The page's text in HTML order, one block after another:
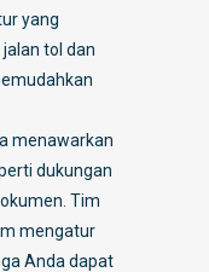
yang
tol dan
menawarkan
dukungan
Tim
mengatur
Anda dapat